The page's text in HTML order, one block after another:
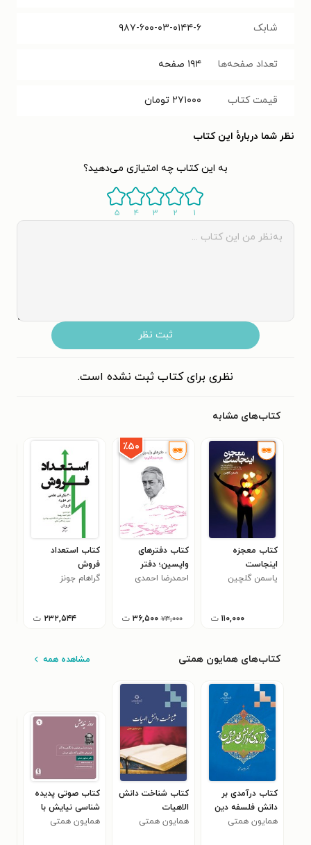
شابک ۹۸۷-۶۰۰-۰۳-۰۱۴۴-۶
تعداد صفحه‌ها ۱۹۴ صفحه
قیمت کتاب ۲۷۱۰۰۰ تومان
نظر شما دربارهٔ این کتاب
به این کتاب چه امتیازی می‌دهید؟
۱ ۲ ۳ ۴ ۵
ثبت نظر
نظری برای کتاب ثبت نشده است.
کتاب‌های مشابه
کتاب معجزه
اینجاست
یاسمن گلچین
۱۱۰,۰۰۰ ت
٪۵۰
کتاب دفترهای
واپسین؛ دفتر
ششم؛ به رنگ آبی
احمدرضا احمدی
۷۳,۰۰۰ ۳۶,۵۰۰ ت
کتاب استعداد
فروش
گراهام جونز
۲۳۲,۵۴۴ ت
کتاب‌های همایون همتی مشاهده همه
کتاب درآمدی بر
دانش فلسفه دین
همایون همتی
کتاب شناخت دانش
الاهیات
همایون همتی
کتاب صوتی پدیده‌
شناسی نیایش با
نگاهی به آثار
همایون همتی